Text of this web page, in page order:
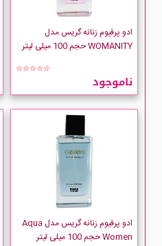
ادو پرفیوم زنانه گریس مدل
WOMANITY حجم 100 میلی لیتر
☆☆☆☆☆
ناموجود
ادو پرفیوم زنانه گریس مدل Aqua
Women حجم 100 میلی لیتر